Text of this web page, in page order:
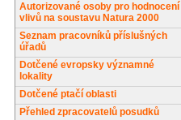
Autorizované osoby pro hodnocení
vlivů na soustavu Natura 2000
Seznam pracovníků příslušných
úřadů
Dotčené evropsky významné
lokality
Dotčené ptačí oblasti
Přehled zpracovatelů posudků